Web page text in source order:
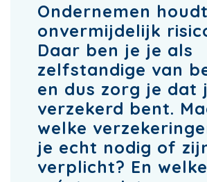
Ondernemen houdt
onvermijdelijk
Daar ben je je als
zelfstandige van
en dus zorg je dat
verzekerd bent.
welke
je echt nodig of
verplicht? En welke